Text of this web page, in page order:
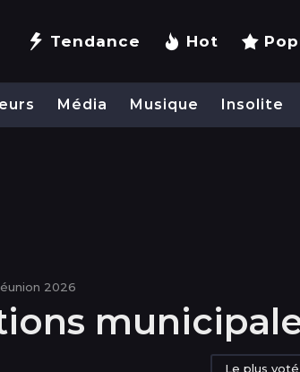
Tendance Hot
Média Musique Insolite
2026
Le plus voté